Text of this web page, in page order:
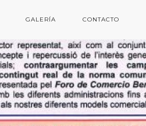
GALERÍA CONTACTO